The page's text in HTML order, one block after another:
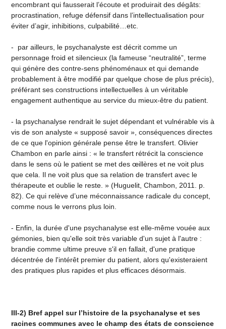
encombrant qui fausserait l’écoute et produirait des dégâts:
procrastination, refuge défensif dans l’intellectualisation pour
éviter d’agir, inhibitions, culpabilité…etc.
- par ailleurs, le psychanalyste est décrit comme un
personnage froid et silencieux (la fameuse “neutralité”, terme
qui génère des contre-sens phénoménaux et qui demande
probablement à être modifié par quelque chose de plus précis),
préférant ses constructions intellectuelles à un véritable
engagement authentique au service du mieux-être du patient.
- la psychanalyse rendrait le sujet dépendant et vulnérable vis à
vis de son analyste « supposé savoir », conséquences directes
de ce que l'opinion générale pense être le transfert. Olivier
Chambon en parle ainsi : « le transfert rétrécit la conscience
dans le sens où le patient se met des œillères et ne voit plus
que cela. Il ne voit plus que sa relation de transfert avec le
thérapeute et oublie le reste. » (Huguelit, Chambon, 2011. p.
82). Ce qui relève d’une méconnaissance radicale du concept,
comme nous le verrons plus loin.
- Enfin, la durée d'une psychanalyse est elle-même vouée aux
gémonies, bien qu'elle soit très variable d'un sujet à l'autre :
brandie comme ultime preuve s'il en fallait, d'une pratique
décentrée de l'intérêt premier du patient, alors qu'existeraient
des pratiques plus rapides et plus efficaces désormais.
III-2) Bref appel sur l’histoire de la psychanalyse et ses
racines communes avec le champ des états de conscience